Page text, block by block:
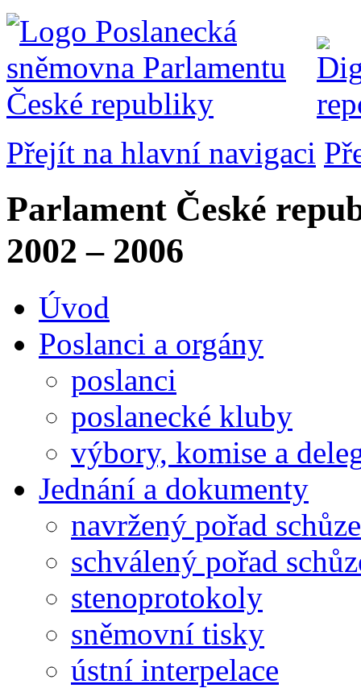
Přejít na hlavní navigaci
Parlament České
2002 – 2006
Úvod
Poslanci a orgány
poslanci
poslanecké kluby
výbory, komise a
Jednání a dokumenty
navržený pořad schůze
schválený pořad
stenoprotokoly
sněmovní tisky
ústní interpelace